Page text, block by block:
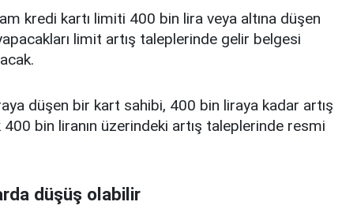
kredi kartı limiti 400 bin lira veya altına düşen
limit artış taleplerinde gelir belgesi
düşen bir kart sahibi, 400 bin liraya kadar artış
bin liranın üzerindeki artış taleplerinde resmi
düşüş olabilir